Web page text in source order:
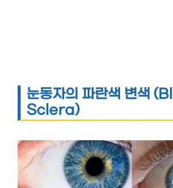
눈동자의 파란색 변색
Sclera)